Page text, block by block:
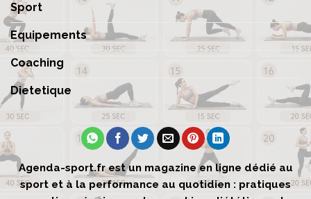
Sport
Equipements
Coaching
Dietetique
Agenda-sport.fr est un magazine en ligne dédié au
sport et à la performance au quotidien : pratiques